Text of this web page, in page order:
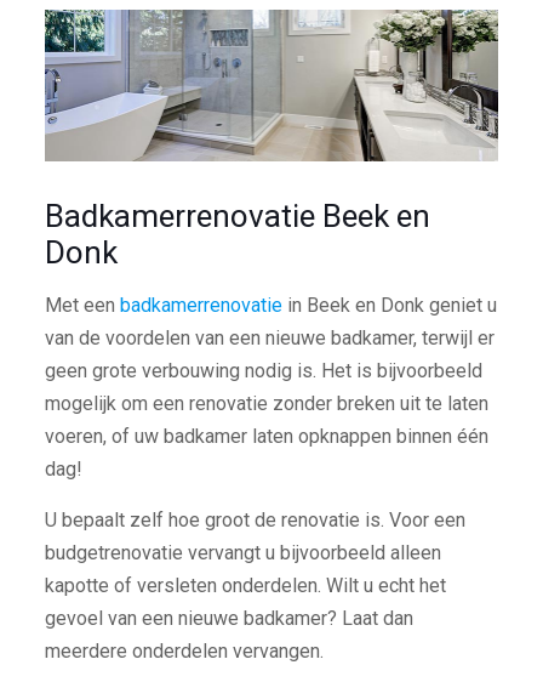
Badkamerrenovatie Beek en
Donk
Met een badkamerrenovatiein Beek en Donk geniet u
van de voordelen van een nieuwe badkamer, terwijl er
geen grote verbouwing nodig is. Het is bijvoorbeeld
mogelijk om een renovatie zonder breken uit te laten
voeren, of uw badkamer laten opknappen binnen één
dag!
U bepaalt zelf hoe groot de renovatie is. Voor een
budgetrenovatie vervangt u bijvoorbeeld alleen
kapotte of versleten onderdelen. Wilt u echt het
gevoel van een nieuwe badkamer? Laat dan
meerdere onderdelen vervangen.